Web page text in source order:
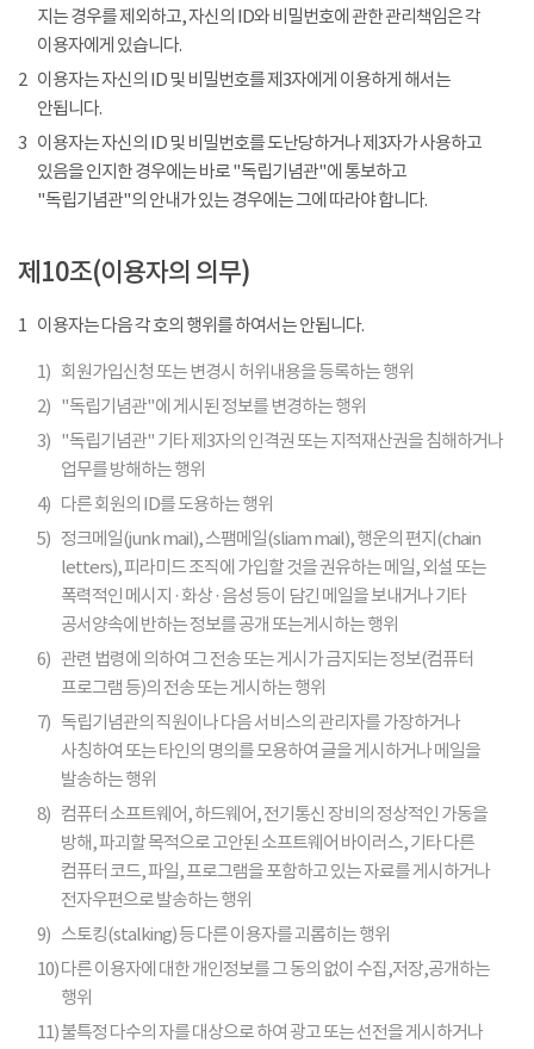
지는 경우를 제외하고, 자신의 ID와 비밀번호에 관한 관리책임은 각
이용자에게 있습니다.
2 이용자는 자신의 ID 및 비밀번호를 제3자에게 이용하게 해서는
안됩니다.
3 이용자는 자신의 ID 및 비밀번호를 도난당하거나 제3자가 사용하고
있음을 인지한 경우에는 바로 "독립기념관"에 통보하고
"독립기념관"의 안내가 있는 경우에는 그에 따라야 합니다.
제10조(이용자의 의무)
1 이용자는 다음 각 호의 행위를 하여서는 안됩니다.
1) 회원가입신청 또는 변경시 허위내용을 등록하는 행위
2) "독립기념관"에 게시된 정보를 변경하는 행위
3) "독립기념관" 기타 제3자의 인격권 또는 지적재산권을 침해하거나
업무를 방해하는 행위
4) 다른 회원의 ID를 도용하는 행위
5) 정크메일(junk mail), 스팸메일(sliam mail), 행운의 편지(chain
letters), 피라미드 조직에 가입할 것을 권유하는 메일, 외설 또는
폭력적인 메시지 · 화상 · 음성 등이 담긴 메일을 보내거나 기타
공서양속에 반하는 정보를 공개 또는게시하는 행위
6) 관련 법령에 의하여 그 전송 또는 게시가 금지되는 정보(컴퓨터
프로그램 등)의 전송 또는 게시하는 행위
7) 독립기념관의 직원이나 다음 서비스의 관리자를 가장하거나
사칭하여 또는 타인의 명의를 모용하여 글을 게시하거나 메일을
발송하는 행위
8) 컴퓨터 소프트웨어, 하드웨어, 전기통신 장비의 정상적인 가동을
방해, 파괴할 목적으로 고안된 소프트웨어 바이러스, 기타 다른
컴퓨터 코드, 파일, 프로그램을 포함하고 있는 자료를 게시하거나
전자우편으로 발송하는 행위
9) 스토킹(stalking) 등 다른 이용자를 괴롭히는 행위
10)다른 이용자에 대한 개인정보를 그 동의 없이 수집,저장,공개하는
행위
11)불특정 다수의 자를 대상으로 하여 광고 또는 선전을 게시하거나